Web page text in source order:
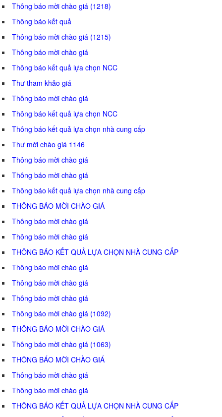
Thông báo mời chào giá (1218)
Thông báo kết quả
Thông báo mời chào giá (1215)
Thông báo mời chào giá
Thông báo kết quả lựa chọn NCC
Thư tham khảo giá
Thông báo mời chào giá
Thông báo kết quả lựa chọn NCC
Thông báo kết quả lựa chọn nhà cung cấp
Thư mời chào giá 1146
Thông báo mời chào giá
Thông báo mời chào giá
Thông báo kết quả lựa chọn nhà cung cấp
THÔNG BÁO MỜI CHÀO GIÁ
Thông báo mời chào giá
Thông báo mời chào giá
THÔNG BÁO KẾT QUẢ LỰA CHỌN NHÀ CUNG CẤP
Thông báo mời chào giá
Thông báo mời chào giá
Thông báo mời chào giá
Thông báo mời chào giá (1092)
THÔNG BÁO MỜI CHÀO GIÁ
Thông báo mời chào giá (1063)
THÔNG BÁO MỜI CHÀO GIÁ
Thông báo mời chào giá
Thông báo mời chào giá
THÔNG BÁO KẾT QUẢ LỰA CHỌN NHÀ CUNG CẤP